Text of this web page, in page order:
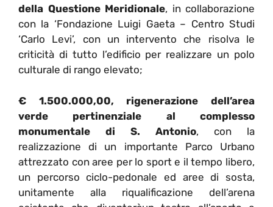
della Questione Meridionale, in collaborazione
con la ‘Fondazione Luigi Gaeta – Centro Studi
‘Carlo Levi’, con un intervento che risolva le
criticità di tutto l’edificio per realizzare un polo
culturale di rango elevato;
€ 1.500.000,00, rigenerazione dell’area
verde pertinenziale al complesso
monumentale di S. Antonio, con la
realizzazione di un importante Parco Urbano
attrezzato con aree per lo sport e il tempo libero,
un percorso ciclo-pedonale ed aree di sosta,
unitamente alla riqualificazione dell’arena